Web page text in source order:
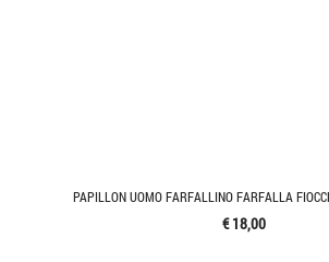
PAPILLON UOMO FARFALLINO FARFALLA
€ 18,00